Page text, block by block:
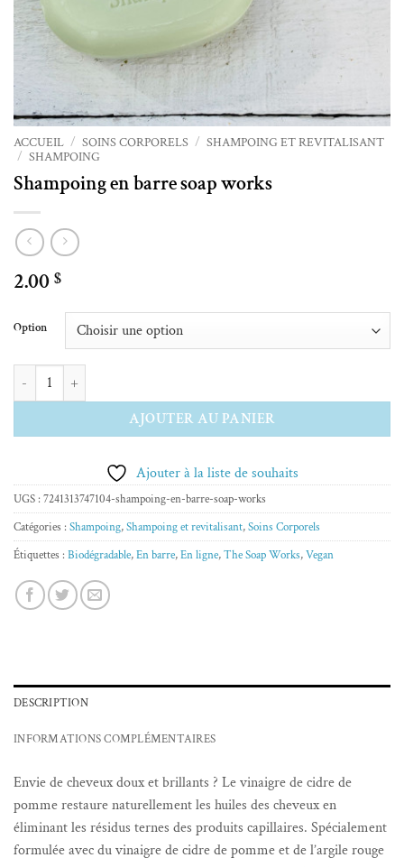
ACCUEIL / SOINS CORPORELS / SHAMPOING ET REVITALISANT
/ SHAMPOING
Shampoing en barre soap works
2.00 $
Option
quantité de Shampoing en barre soap works
AJOUTER AU PANIER
Alternative:
Ajouter à la liste de souhaits
UGS : 7241313747104-shampoing-en-barre-soap-works
Catégories : Shampoing,Shampoing et revitalisant,Soins Corporels
Étiquettes : Biodégradable,En barre,En ligne,The Soap Works,Vegan
DESCRIPTION
INFORMATIONS COMPLÉMENTAIRES
Envie de cheveux doux et brillants ? Le vinaigre de cidre de
pomme restaure naturellement les huiles des cheveux en
éliminant les résidus ternes des produits capillaires. Spécialement
formulée avec du vinaigre de cidre de pomme et de l’argile rouge